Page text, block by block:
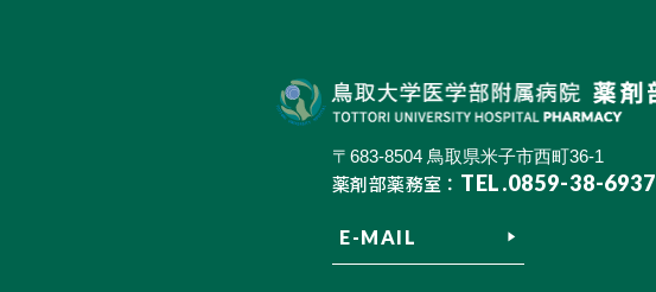
〒683-8504 鳥取県米子市西町36-1
薬剤部薬務室： TEL.0859-38-6937
E-MAIL